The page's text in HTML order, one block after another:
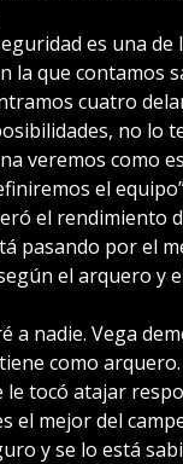
es una de
la que contamos
cuatro
no lo
veremos como
el
el rendimiento
pasando por el
el arquero y
a nadie. Vega
como
le tocó atajar
el mejor del
y se lo está